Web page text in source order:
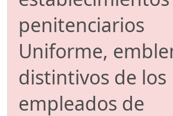
penitenciarios
Uniforme,
distintivos de los
empleados de